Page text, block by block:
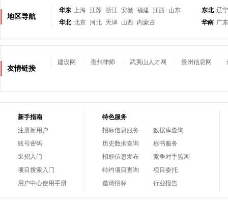
地区导航
华东 上海 江苏 浙江 安徽 福建 江西 山东 东北 辽宁
华北 北京 河北 天津 山西 内蒙古 华南 广东
友情链接
建设网 贵州律师 武夷山人才网 贵州信息网
新手指南
注册新用户
账号密码
采招入门
项目搜索入门
用户中心使用手册
特色服务
招标信息服务
数据库查询
历史数据查询
标书服务
招标信息发布
竞争对手监测
特约项目查询
项目委托
邀请招标
行业报告